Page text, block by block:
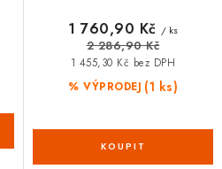
% VÝPRODEJ (1 ks)
1 455,30 Kč bez DPH
1 760,90 Kč / ks
2 286,90 Kč